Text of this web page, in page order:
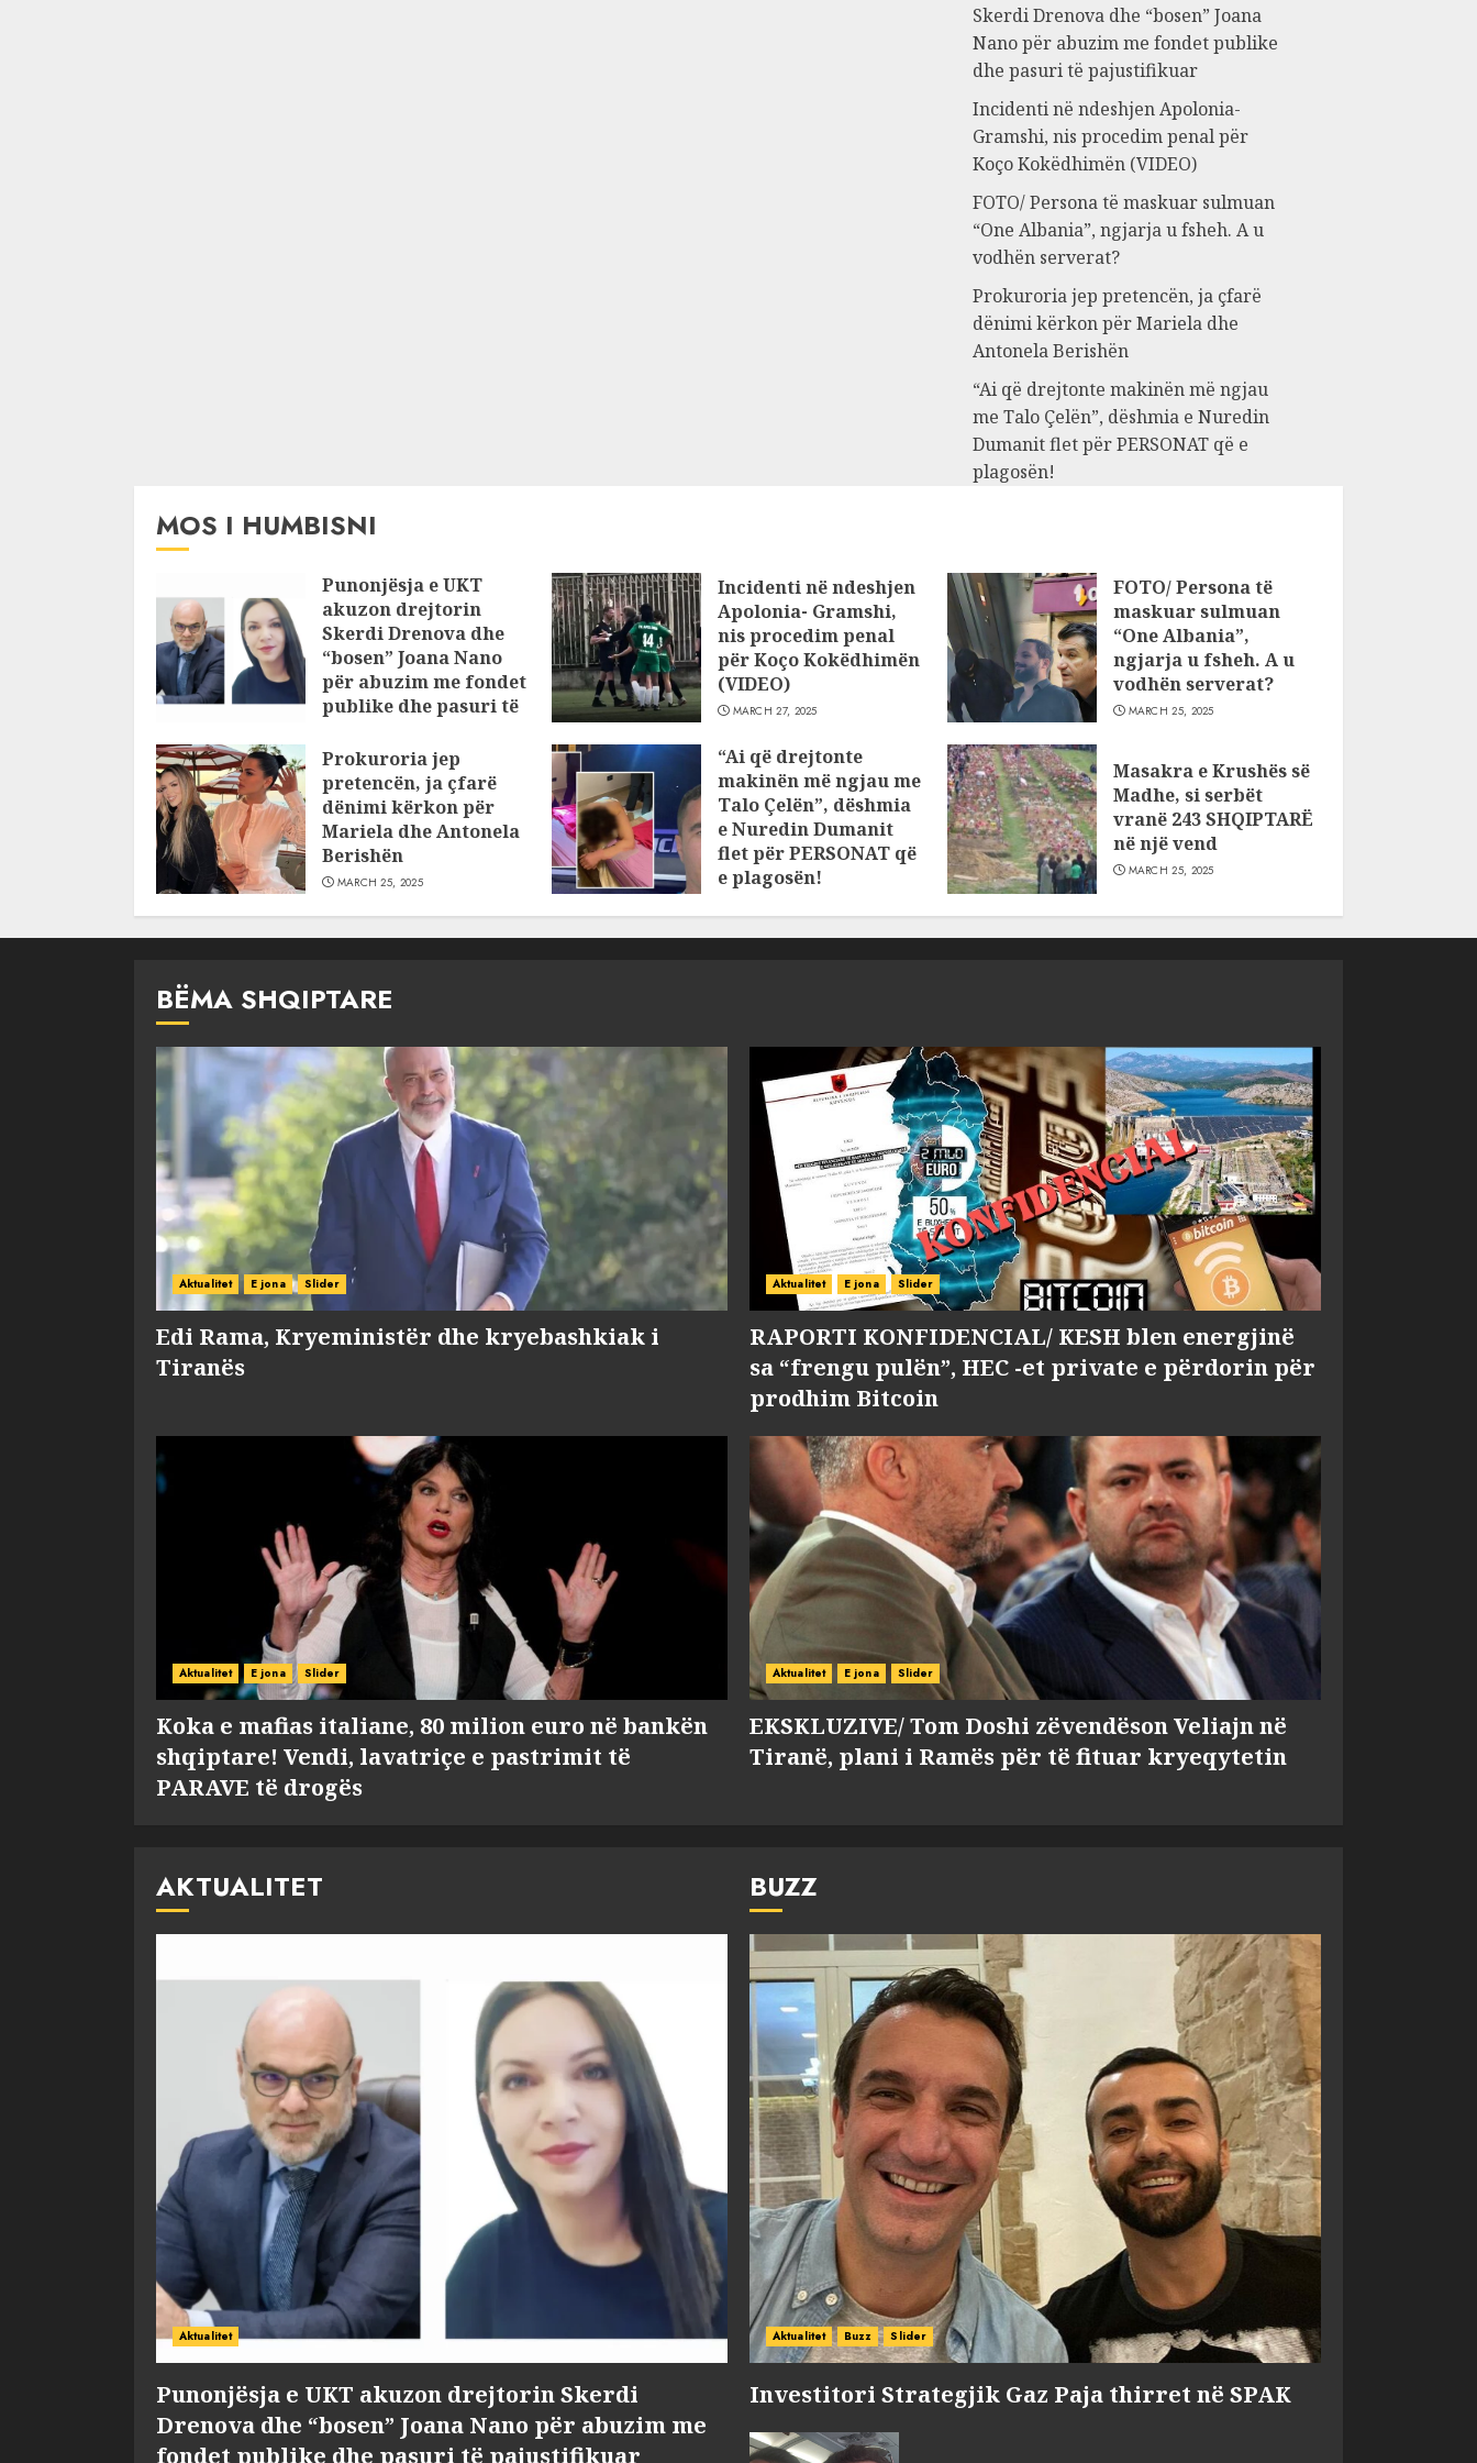
Skerdi Drenova dhe “bosen” Joana
Nano për abuzim me fondet publike
dhe pasuri të pajustifikuar
Incidenti në ndeshjen Apolonia-
Gramshi, nis procedim penal për
Koço Kokëdhimën (VIDEO)
FOTO/ Persona të maskuar sulmuan
“One Albania”, ngjarja u fsheh. A u
vodhën serverat?
Prokuroria jep pretencën, ja çfarë
dënimi kërkon për Mariela dhe
Antonela Berishën
“Ai që drejtonte makinën më ngjau
me Talo Çelën”, dëshmia e Nuredin
Dumanit flet për PERSONAT që e
plagosën!
MOS I HUMBISNI
Punonjësja e UKT
akuzon drejtorin
Skerdi Drenova dhe
“bosen” Joana Nano
për abuzim me fondet
publike dhe pasuri të
JULY 24, 2025
Incidenti në ndeshjen
Apolonia- Gramshi,
nis procedim penal
për Koço Kokëdhimën
(VIDEO)
MARCH 27, 2025
FOTO/ Persona të
maskuar sulmuan
“One Albania”,
ngjarja u fsheh. A u
vodhën serverat?
MARCH 25, 2025
Prokuroria jep
pretencën, ja çfarë
dënimi kërkon për
Mariela dhe Antonela
Berishën
MARCH 25, 2025
“Ai që drejtonte
makinën më ngjau me
Talo Çelën”, dëshmia
e Nuredin Dumanit
flet për PERSONAT që
e plagosën!
Masakra e Krushës së
Madhe, si serbët
vranë 243 SHQIPTARË
në një vend
MARCH 25, 2025
BËMA SHQIPTARE
Aktualitet E jona Slider
Edi Rama, Kryeministër dhe kryebashkiak i
Tiranës
Aktualitet E jona Slider
RAPORTI KONFIDENCIAL/ KESH blen energjinë
sa “frengu pulën”, HEC -et private e përdorin për
prodhim Bitcoin
Aktualitet E jona Slider
Koka e mafias italiane, 80 milion euro në bankën
shqiptare! Vendi, lavatriçe e pastrimit të
PARAVE të drogës
Aktualitet E jona Slider
EKSKLUZIVE/ Tom Doshi zëvendëson Veliajn në
Tiranë, plani i Ramës për të fituar kryeqytetin
AKTUALITET
Aktualitet
Punonjësja e UKT akuzon drejtorin Skerdi
Drenova dhe “bosen” Joana Nano për abuzim me
fondet publike dhe pasuri të pajustifikuar
BUZZ
Aktualitet Buzz Slider
Investitori Strategjik Gaz Paja thirret në SPAK